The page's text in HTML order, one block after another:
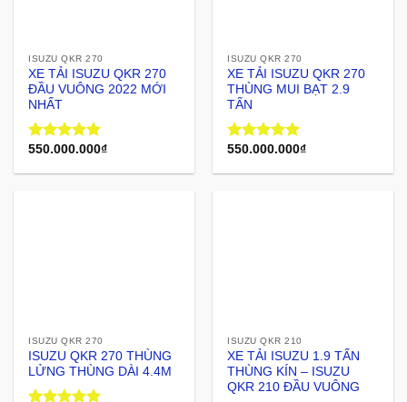
ISUZU QKR 270
XE TẢI ISUZU QKR 270
ĐẦU VUÔNG 2022 MỚI
NHẤT
Rated5.00
550.000.000₫
ISUZU QKR 270
XE TẢI ISUZU QKR 270
THÙNG MUI BẠT 2.9
TẤN
Rated5.00
550.000.000₫
ISUZU QKR 270
ISUZU QKR 270 THÙNG
LỬNG THÙNG DÀI 4.4M
ISUZU QKR 210
XE TẢI ISUZU 1.9 TẤN
THÙNG KÍN – ISUZU
QKR 210 ĐẦU VUÔNG